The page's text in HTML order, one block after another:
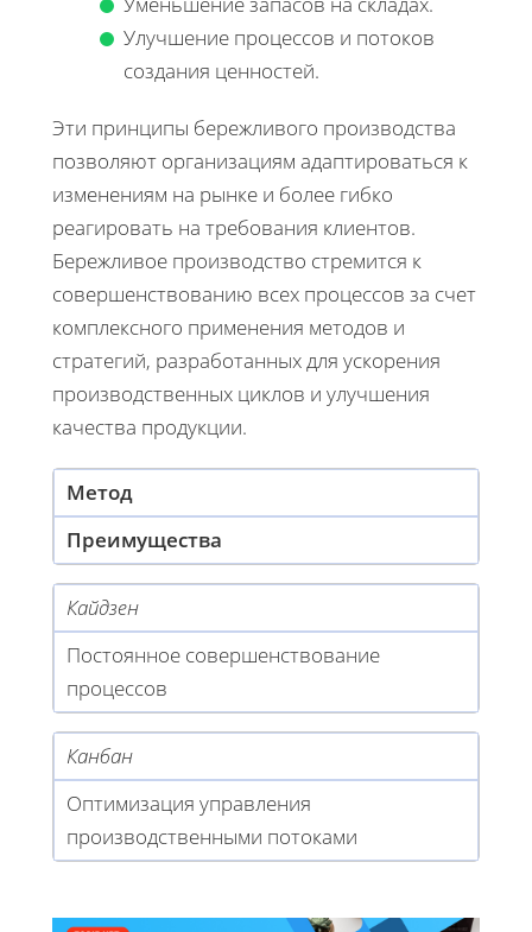
Улучшение процессов и потоков
создания ценностей.
Эти принципы бережливого производства
позволяют организациям адаптироваться к
изменениям на рынке и более гибко
реагировать на требования клиентов.
Бережливое производство стремится к
совершенствованию всех процессов за счет
комплексного применения методов и
стратегий, разработанных для ускорения
производственных циклов и улучшения
качества продукции.
Метод
Преимущества
Кайдзен
Постоянное совершенствование
процессов
Канбан
Оптимизация управления
производственными потоками